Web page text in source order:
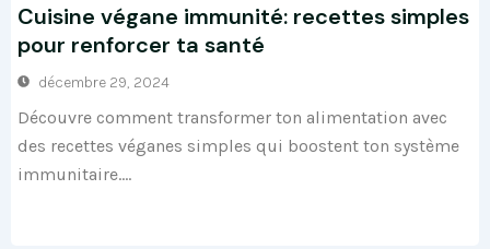
Cuisine végane immunité: recettes simples
pour renforcer ta santé
décembre 29, 2024
Découvre comment transformer ton alimentation avec
des recettes véganes simples qui boostent ton système
immunitaire....